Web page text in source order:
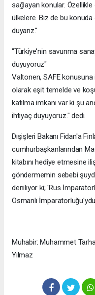
sağlayan konular.
ülkelere. Biz de bu
duyarız."
"Türkiye'nin savunma
duyuyoruz"
Valtonen, SAFE
olarak eşit temelde ve
katılma imkanı var ki şu
ihtiyaç duyuyoruz." dedi.
Dışişleri Bakanı Fidan'a
cumhurbaşkanlarından
kitabını hediye etmesine
göndermemin sebebi
deniliyor ki; 'Rus
Osmanlı
Muhabir: Muhammet
Yılmaz